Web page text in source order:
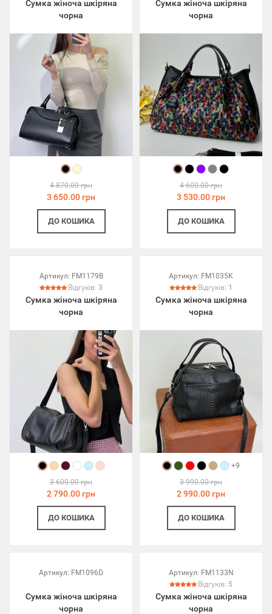
Сумка жіноча шкіряна
чорна
4 870.00 грн
3 650.00 грн
ДО КОШИКА
Сумка жіноча шкіряна
чорна
4 600.00 грн
3 530.00 грн
ДО КОШИКА
Артикул: FM1179B
Відгуків: 3
Сумка жіноча шкіряна
чорна
3 600.00 грн
2 790.00 грн
ДО КОШИКА
Артикул: FM1035K
Відгуків: 1
Сумка жіноча шкіряна
чорна
+9
3 990.00 грн
2 990.00 грн
ДО КОШИКА
Артикул: FM1096D
Сумка жіноча шкіряна
чорна
Артикул: FM1133N
Відгуків: 5
Сумка жіноча шкіряна
чорна